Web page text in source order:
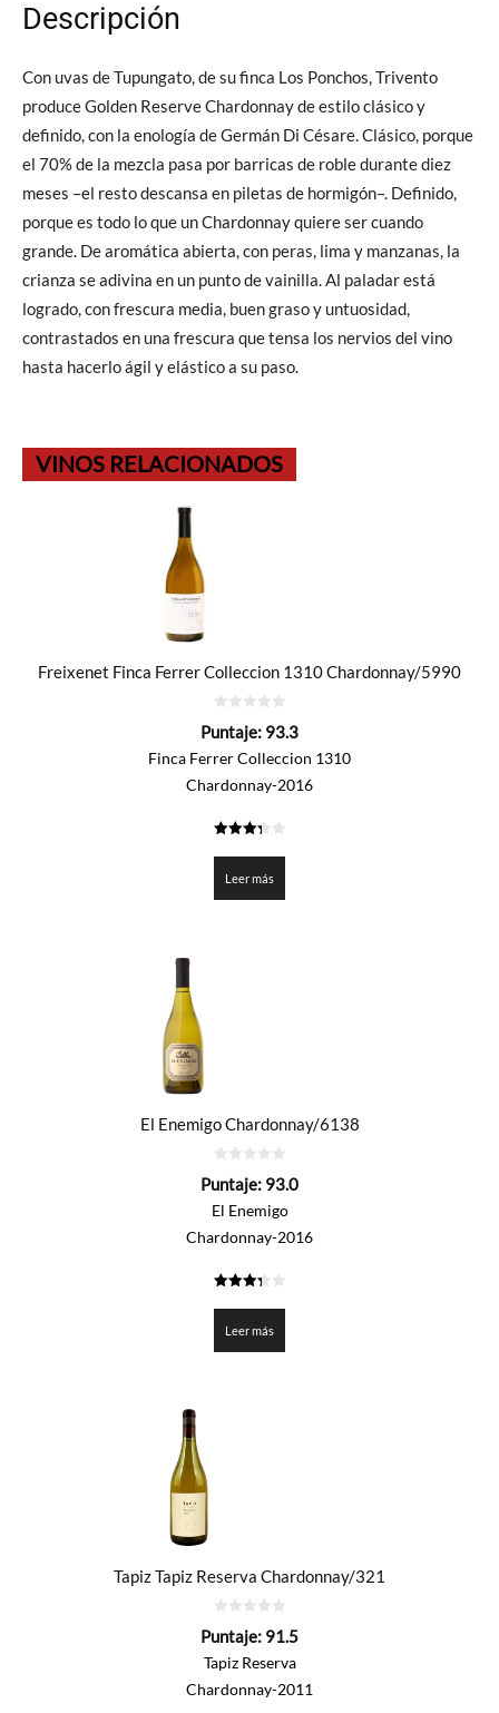
Descripción
Con uvas de Tupungato, de su finca Los Ponchos, Trivento
produce Golden Reserve Chardonnay de estilo clásico y
definido, con la enología de Germán Di Césare. Clásico, porque
el 70% de la mezcla pasa por barricas de roble durante diez
meses –el resto descansa en piletas de hormigón–. Definido,
porque es todo lo que un Chardonnay quiere ser cuando
grande. De aromática abierta, con peras, lima y manzanas, la
crianza se adivina en un punto de vainilla. Al paladar está
logrado, con frescura media, buen graso y untuosidad,
contrastados en una frescura que tensa los nervios del vino
hasta hacerlo ágil y elástico a su paso.
VINOS RELACIONADOS
Freixenet Finca Ferrer Colleccion 1310 Chardonnay/5990
de
Puntaje: 93.3
Finca Ferrer Colleccion 1310
Chardonnay-2016
Leer más
El Enemigo Chardonnay/6138
de
Puntaje: 93.0
El Enemigo
Chardonnay-2016
Leer más
Tapiz Tapiz Reserva Chardonnay/321
de
Puntaje: 91.5
Tapiz Reserva
Chardonnay-2011